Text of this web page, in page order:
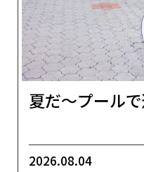
夏だ～プール
2026.08.04